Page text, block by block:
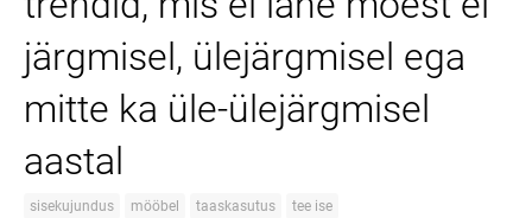
järgmisel, ülejärgmisel ega
mitte ka üle-ülejärgmisel
aastal
sisekujundus mööbel taaskasutus tee ise